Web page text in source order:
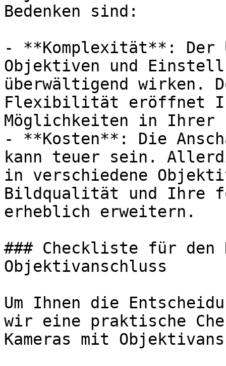
Bedenken sind:
- **Komplexität**: Der
Objektiven und
überwältigend wirken.
Flexibilität eröffnet
Möglichkeiten in Ihrer
- **Kosten**: Die
kann teuer sein.
in verschiedene
Bildqualität und Ihre
erheblich erweitern.
### Checkliste für den
Objektivanschluss
Um Ihnen die
wir eine praktische
Kameras mit